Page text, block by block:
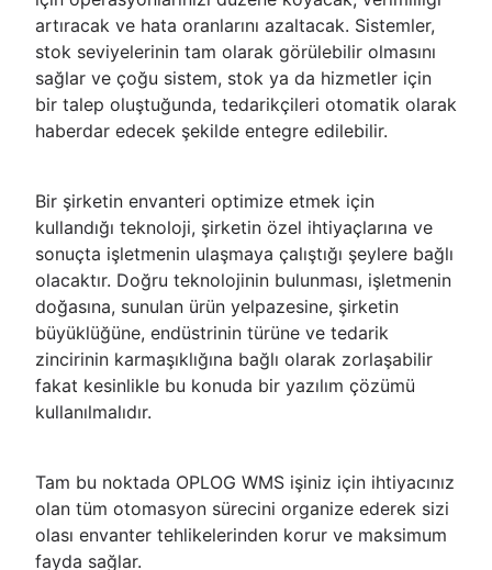
artıracak ve hata oranlarını azaltacak. Sistemler,
stok seviyelerinin tam olarak görülebilir olmasını
sağlar ve çoğu sistem, stok ya da hizmetler için
bir talep oluştuğunda, tedarikçileri otomatik olarak
haberdar edecek şekilde entegre edilebilir.
Bir şirketin envanteri optimize etmek için
kullandığı teknoloji, şirketin özel ihtiyaçlarına ve
sonuçta işletmenin ulaşmaya çalıştığı şeylere bağlı
olacaktır. Doğru teknolojinin bulunması, işletmenin
doğasına, sunulan ürün yelpazesine, şirketin
büyüklüğüne, endüstrinin türüne ve tedarik
zincirinin karmaşıklığına bağlı olarak zorlaşabilir
fakat kesinlikle bu konuda bir yazılım çözümü
kullanılmalıdır.
Tam bu noktada OPLOG WMS işiniz için ihtiyacınız
olan tüm otomasyon sürecini organize ederek sizi
olası envanter tehlikelerinden korur ve maksimum
fayda sağlar.